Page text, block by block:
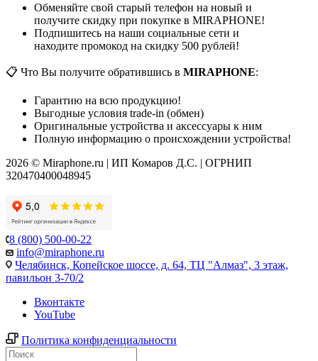
Обменяйте свой старый телефон на новый и
получите скидку при покупке в MIRAPHONE!
Подпишитесь на наши социальные сети и
находите промокод на скидку 500 рублей!
📋 Что Вы получите обратившись в MIRAPHONE:
Гарантию на всю продукцию!
Выгодные условия trade-in (обмен)
Оригинальные устройства и аксессуары к ним
Полную информацию о происхождении устройства!
2026 © Miraphone.ru | ИП Комаров Д.С. | ОГРНИП
320470400048945
8 (800) 500-00-22
info@miraphone.ru
Челябинск, Копейское шоссе, д. 64, ТЦ "Алмаз", 3 этаж,
павильон 3-70/2
Вконтакте
YouTube
Политика конфиденциальности